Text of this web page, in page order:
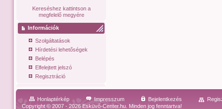
Kereséshez kattintson a
megfelelő megyére
Információk
Szolgáltatások
Hírdetési lehetőségek
Belépés
Elfelejtett jelszó
Regisztráció
Honlaptérkép Impresszum Bejelentkezés
Copyright © 2007 - 2026 Esküvő-Center.hu. Minden jog fenntartva!